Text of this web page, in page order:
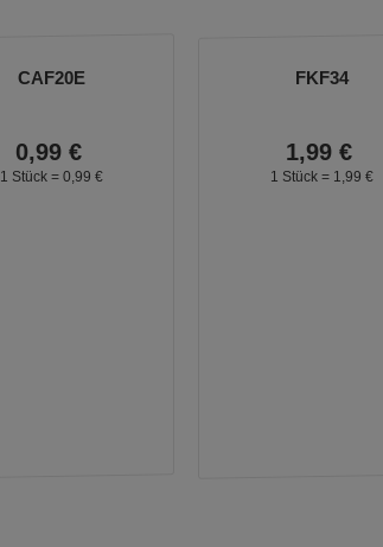
CAF20E
0,99 €
1 Stück = 0, 99 €
FKF34
1,99 €
1 Stück = 1, 99 €